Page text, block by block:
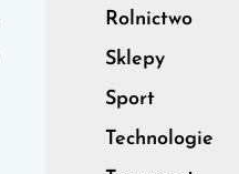
Rolnictwo
Sklepy
Sport
Technologie